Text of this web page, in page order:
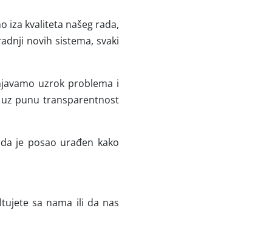
iza kvaliteta našeg rada,
novih sistema, svaki
uzrok problema i
punu transparentnost
je posao urađen kako
sa nama ili da nas